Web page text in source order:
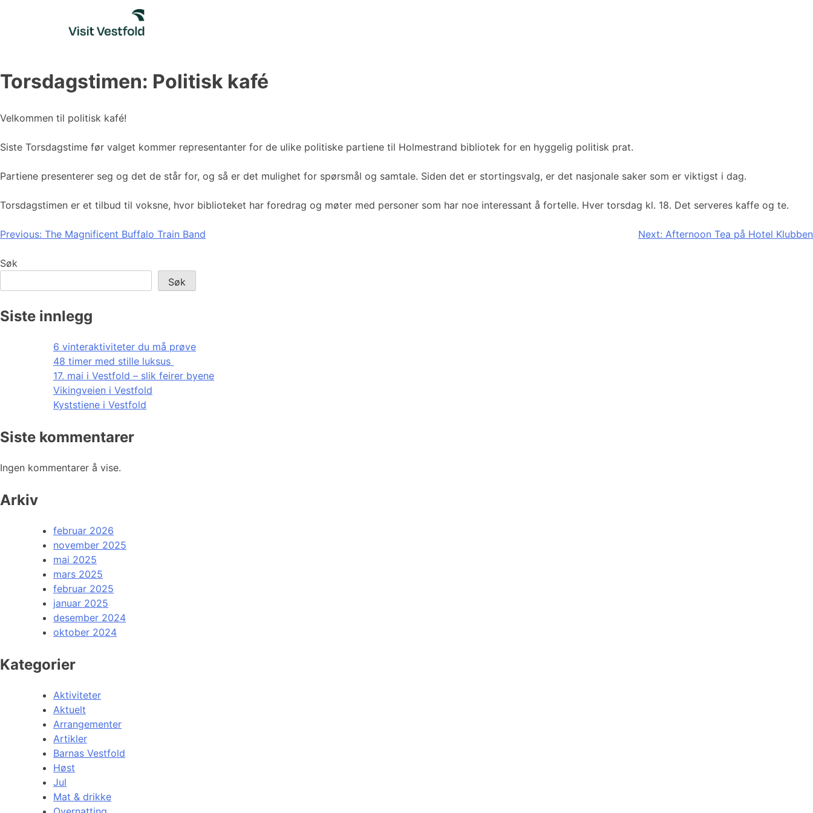
Torsdagstimen: Politisk kafé
Velkommen til politisk kafé!
Siste Torsdagstime før valget kommer representanter for de ulike politiske partiene til Holmestrand bibliotek for en hyggelig politisk prat.
Partiene presenterer seg og det de står for, og så er det mulighet for spørsmål og samtale. Siden det er stortingsvalg, er det nasjonale saker som er viktigst i dag.
Torsdagstimen er et tilbud til voksne, hvor biblioteket har foredrag og møter med personer som har noe interessant å fortelle. Hver torsdag kl. 18. Det serveres kaffe og te.
Innleggsnavigasjon
Previous: The Magnificent Buffalo Train Band Next: Afternoon Tea på Hotel Klubben
Søk
Søk
Siste innlegg
6 vinteraktiviteter du må prøve
48 timer med stille luksus
17. mai i Vestfold – slik feirer byene
Vikingveien i Vestfold
Kyststiene i Vestfold
Siste kommentarer
Ingen kommentarer å vise.
Arkiv
februar 2026
november 2025
mai 2025
mars 2025
februar 2025
januar 2025
desember 2024
oktober 2024
Kategorier
Aktiviteter
Aktuelt
Arrangementer
Artikler
Barnas Vestfold
Høst
Jul
Mat & drikke